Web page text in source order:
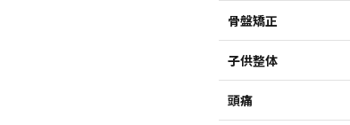
骨盤矯正
子供整体
頭痛